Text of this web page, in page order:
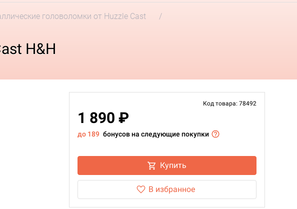
головоломки от Huzzle Cast
H&H
Код товара: 78492
1 890 ₽
до 189 бонусов на следующие покупки
Купить
В избранное